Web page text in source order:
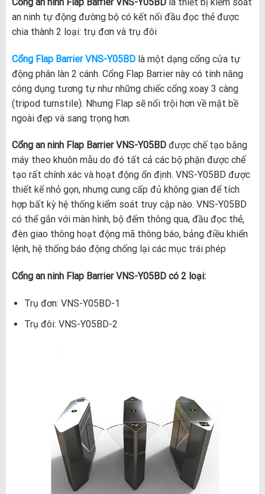
an ninh tự động đường bộ có kết nối đầu đọc thẻ được
chia thành 2 loại: trụ đơn và trụ đôi
Cổng Flap Barrier VNS-Y05BDlà một dạng cổng cửa tự
động phân làn 2 cánh. Cổng Flap Barrier này có tính năng
công dụng tương tự như những chiếc cổng xoay 3 càng
(tripod turnstile). Nhưng Flap sẽ nổi trội hơn về mặt bề
ngoài đẹp và sang trọng hơn.
Cổng an ninh Flap Barrier VNS-Y05BD được chế tạo bằng
máy theo khuôn mẫu do đó tất cả các bộ phận được chế
tạo rất chính xác và hoạt động ổn định. VNS-Y05BD được
thiết kế nhỏ gọn, nhưng cung cấp đủ không gian để tích
hợp bất kỳ hệ thống kiểm soát truy cập nào. VNS-Y05BD
có thể gắn với màn hình, bộ đếm thông qua, đầu đọc thẻ,
đèn giao thông hoạt động mã thông báo, bảng điều khiển
lệnh, hệ thống báo động chống lại các mục trái phép
Cổng an ninh Flap Barrier VNS-Y05BD có 2 loại:
Trụ đơn: VNS-Y05BD-1
Trụ đôi: VNS-Y05BD-2